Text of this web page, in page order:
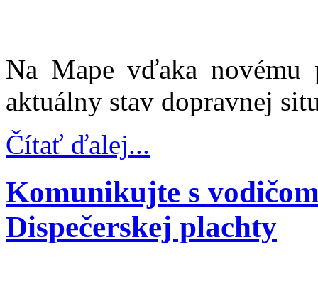
Na Mape vďaka novému
aktuálny stav dopravnej
Čítať ďalej...
Komunikujte s
Dispečerskej plachty